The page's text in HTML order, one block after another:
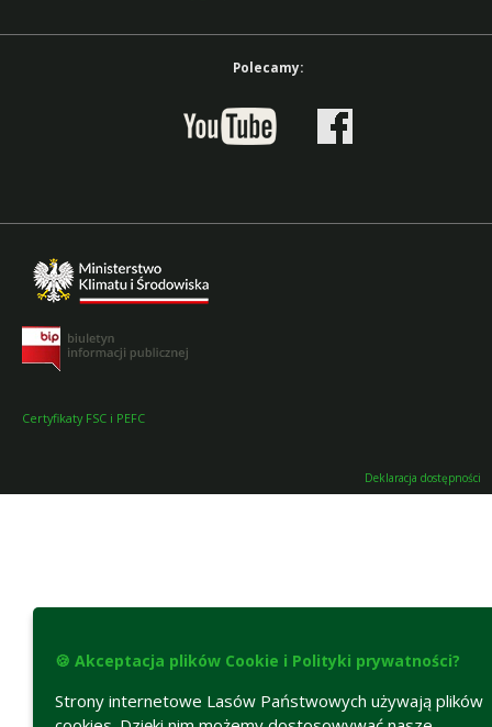
Polecamy:
Certyfikaty FSC i PEFC
Deklaracja dostępności
🍪 Akceptacja plików Cookie i Polityki prywatności?
Strony internetowe Lasów Państwowych używają plików